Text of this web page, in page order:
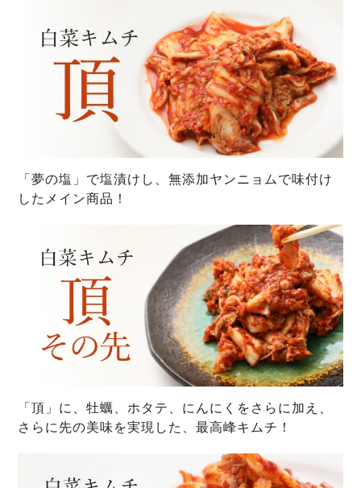
「夢の塩」で塩漬けし、無添加ヤンニョムで味付け
したメイン商品！
「頂」に、牡蠣、ホタテ、にんにくをさらに加え、
さらに先の美味を実現した、最高峰キムチ！